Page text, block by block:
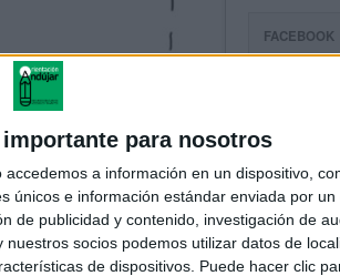
para nosotros
accedemos a información en un dispositivo,
únicos e información estándar enviada por un
de publicidad y contenido, investigación de
socios podemos utilizar datos de
de dispositivos. Puede hacer clic
FACEBOOK